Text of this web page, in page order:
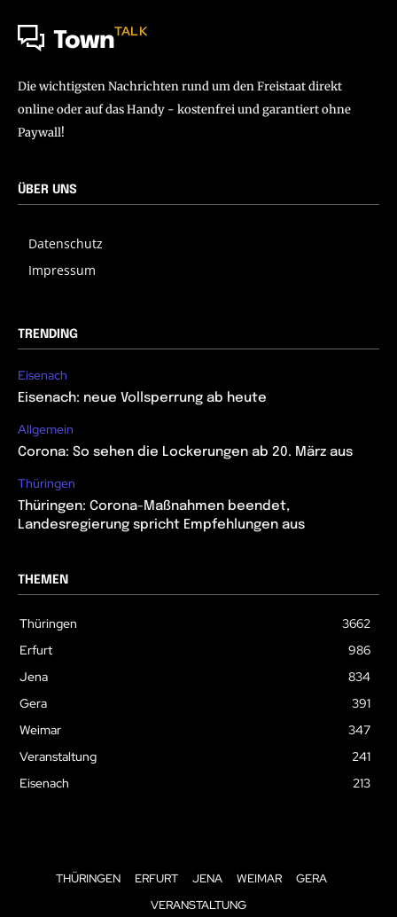
TownTALK
Die wichtigsten Nachrichten rund um den Freistaat direkt
online oder auf das Handy - kostenfrei und garantiert ohne
Paywall!
ÜBER UNS
Datenschutz
Impressum
TRENDING
Eisenach
Eisenach: neue Vollsperrung ab heute
Allgemein
Corona: So sehen die Lockerungen ab 20. März aus
Thüringen
Thüringen: Corona-Maßnahmen beendet,
Landesregierung spricht Empfehlungen aus
THEMEN
Thüringen
3662
Erfurt
986
Jena
834
Gera
391
Weimar
347
Veranstaltung
241
Eisenach
213
THÜRINGEN ERFURT JENA WEIMAR
GERA
VERANSTALTUNG